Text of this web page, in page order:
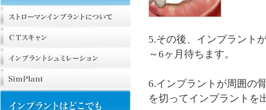
5.その後、インプラント
～6ヶ月待ちます。
6.インプラントが周囲の
を切ってインプラントを